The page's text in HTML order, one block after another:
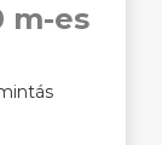
m-es